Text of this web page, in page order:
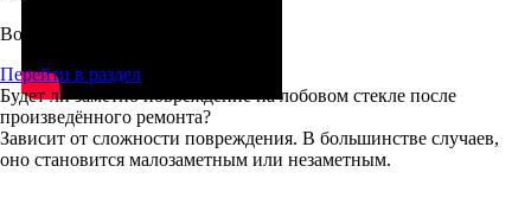
Вопрос-ответ
Перейти в раздел
Будет ли заметно повреждение на лобовом стекле после
произведённого ремонта?
Зависит от сложности повреждения. В большинстве случаев,
оно становится малозаметным или незаметным.